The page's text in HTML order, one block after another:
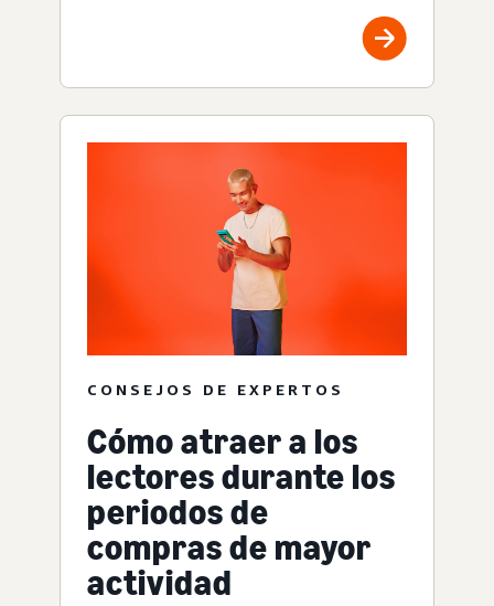
CONSEJOS DE EXPERTOS
Cómo atraer a los
lectores durante los
periodos de
compras de mayor
actividad